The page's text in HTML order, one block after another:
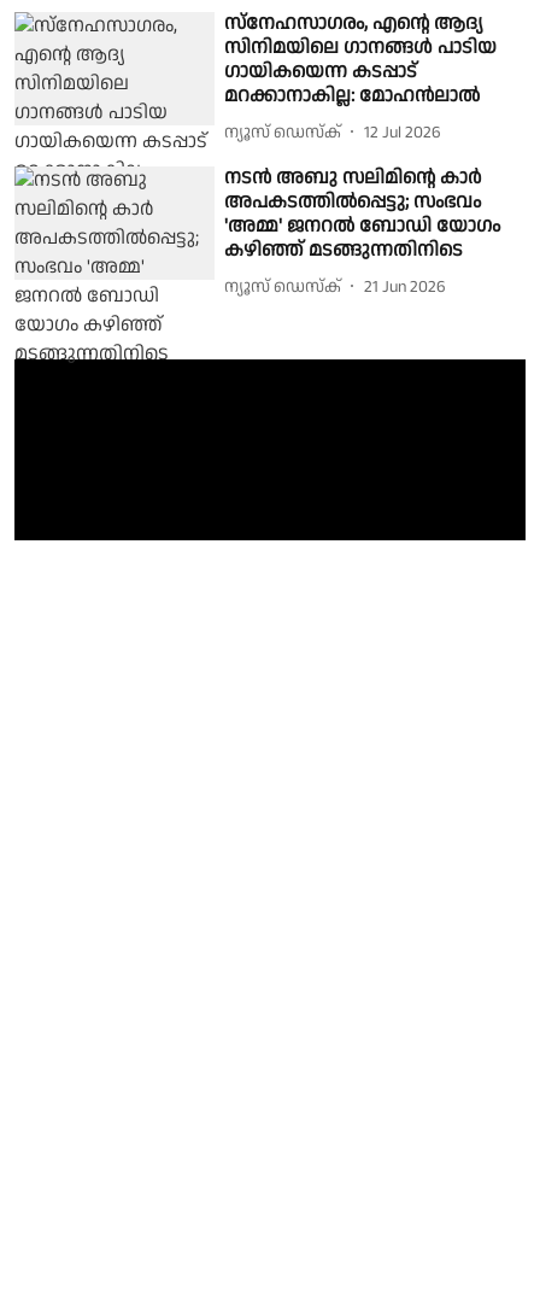
സ്നേഹസാഗരം, എന്റെ ആദ്യ
സിനിമയിലെ ഗാനങ്ങൾ പാടിയ
ഗായികയെന്ന കടപ്പാട്
മറക്കാനാകില്ല: മോഹൻലാൽ
ന്യൂസ് ഡെസ്ക് 12 Jul 2026
നടൻ അബു സലിമിന്റെ കാർ
അപകടത്തിൽപ്പെട്ടു; സംഭവം
'അമ്മ' ജനറൽ ബോഡി യോഗം
കഴിഞ്ഞ് മടങ്ങുന്നതിനിടെ
ന്യൂസ് ഡെസ്ക് 21 Jun 2026